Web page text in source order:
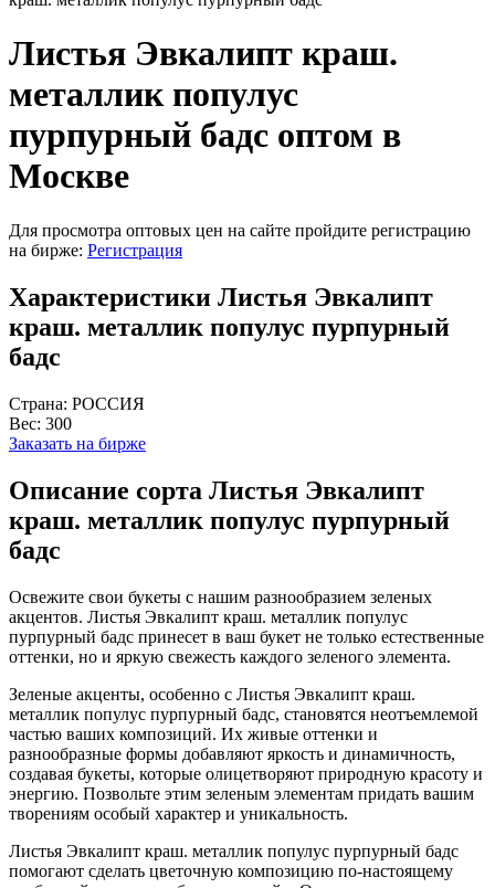
Листья Эвкалипт краш.
металлик популус
пурпурный бадс оптом в
Москве
Для просмотра оптовых цен на сайте пройдите регистрацию
на бирже: Регистрация
Характеристики Листья Эвкалипт
краш. металлик популус пурпурный
бадс
Страна: РОССИЯ
Вес: 300
Заказать на бирже
Описание сорта Листья Эвкалипт
краш. металлик популус пурпурный
бадс
Освежите свои букеты с нашим разнообразием зеленых
акцентов. Листья Эвкалипт краш. металлик популус
пурпурный бадс принесет в ваш букет не только естественные
оттенки, но и яркую свежесть каждого зеленого элемента.
Зеленые акценты, особенно с Листья Эвкалипт краш.
металлик популус пурпурный бадс, становятся неотъемлемой
частью ваших композиций. Их живые оттенки и
разнообразные формы добавляют яркость и динамичность,
создавая букеты, которые олицетворяют природную красоту и
энергию. Позвольте этим зеленым элементам придать вашим
творениям особый характер и уникальность.
Листья Эвкалипт краш. металлик популус пурпурный бадс
помогают сделать цветочную композицию по-настоящему